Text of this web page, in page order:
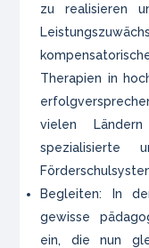
zu realisieren
Therapien in
vielen
spezialisierte
Begleiten: In
gewisse
ein, die nun